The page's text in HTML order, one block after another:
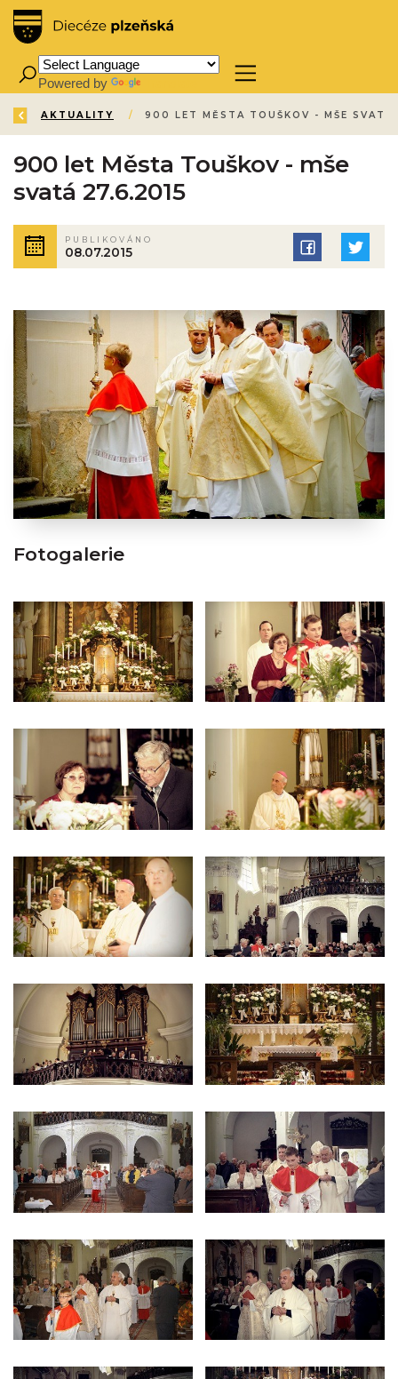
Powered by
ZPĚT
ÚVOD /
AKTUALITY /
900 let Města Touškov - mše
svatá 27.6.2015
PUBLIKOVÁNO
08.07.2015
Fotogalerie